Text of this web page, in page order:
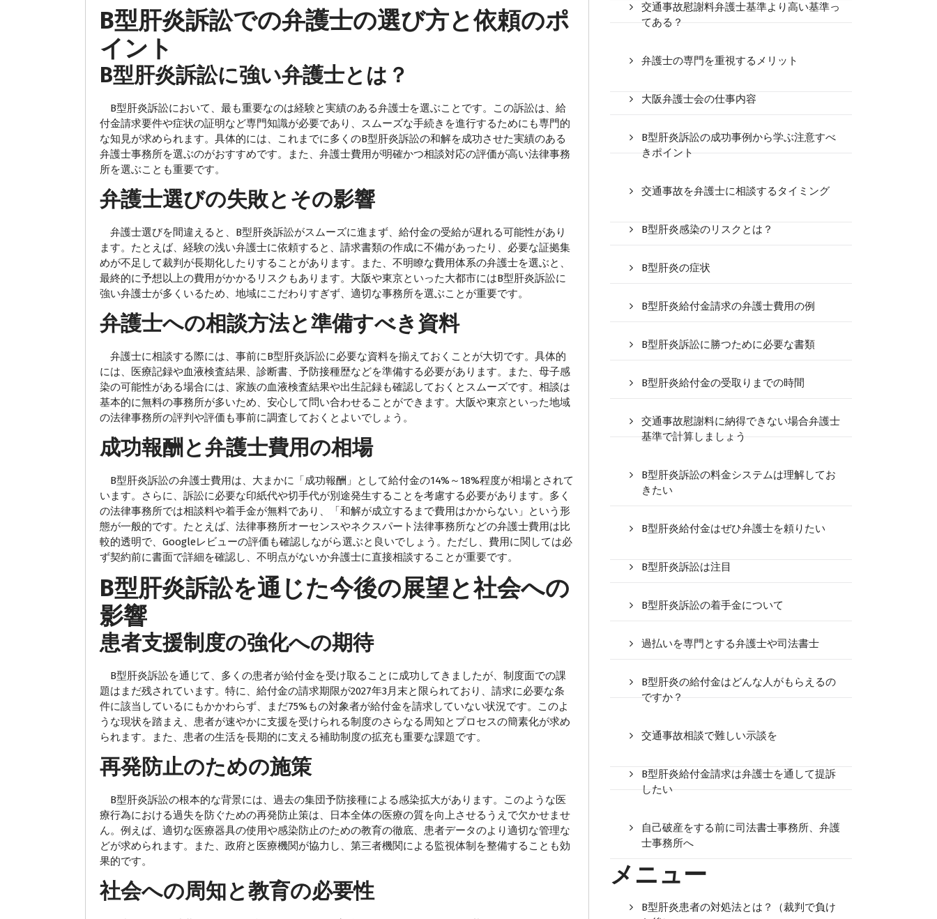
B型肝炎訴訟での弁護士の選び方と依頼のポ
イント
B型肝炎訴訟に強い弁護士とは？
B型肝炎訴訟において、最も重要なのは経験と実績のある弁護士を選ぶことです。この訴訟は、給
付金請求要件や症状の証明など専門知識が必要であり、スムーズな手続きを進行するためにも専門的
な知見が求められます。具体的には、これまでに多くのB型肝炎訴訟の和解を成功させた実績のある
弁護士事務所を選ぶのがおすすめです。また、弁護士費用が明確かつ相談対応の評価が高い法律事務
所を選ぶことも重要です。
弁護士選びの失敗とその影響
弁護士選びを間違えると、B型肝炎訴訟がスムーズに進まず、給付金の受給が遅れる可能性があり
ます。たとえば、経験の浅い弁護士に依頼すると、請求書類の作成に不備があったり、必要な証拠集
めが不足して裁判が長期化したりすることがあります。また、不明瞭な費用体系の弁護士を選ぶと、
最終的に予想以上の費用がかかるリスクもあります。大阪や東京といった大都市にはB型肝炎訴訟に
強い弁護士が多くいるため、地域にこだわりすぎず、適切な事務所を選ぶことが重要です。
弁護士への相談方法と準備すべき資料
弁護士に相談する際には、事前にB型肝炎訴訟に必要な資料を揃えておくことが大切です。具体的
には、医療記録や血液検査結果、診断書、予防接種歴などを準備する必要があります。また、母子感
染の可能性がある場合には、家族の血液検査結果や出生記録も確認しておくとスムーズです。相談は
基本的に無料の事務所が多いため、安心して問い合わせることができます。大阪や東京といった地域
の法律事務所の評判や評価も事前に調査しておくとよいでしょう。
成功報酬と弁護士費用の相場
B型肝炎訴訟の弁護士費用は、大まかに「成功報酬」として給付金の14%～18%程度が相場とされて
います。さらに、訴訟に必要な印紙代や切手代が別途発生することを考慮する必要があります。多く
の法律事務所では相談料や着手金が無料であり、「和解が成立するまで費用はかからない」という形
態が一般的です。たとえば、法律事務所オーセンスやネクスパート法律事務所などの弁護士費用は比
較的透明で、Googleレビューの評価も確認しながら選ぶと良いでしょう。ただし、費用に関しては必
ず契約前に書面で詳細を確認し、不明点がないか弁護士に直接相談することが重要です。
B型肝炎訴訟を通じた今後の展望と社会への
影響
患者支援制度の強化への期待
B型肝炎訴訟を通じて、多くの患者が給付金を受け取ることに成功してきましたが、制度面での課
題はまだ残されています。特に、給付金の請求期限が2027年3月末と限られており、請求に必要な条
件に該当しているにもかかわらず、まだ75%もの対象者が給付金を請求していない状況です。このよ
うな現状を踏まえ、患者が速やかに支援を受けられる制度のさらなる周知とプロセスの簡素化が求め
られます。また、患者の生活を長期的に支える補助制度の拡充も重要な課題です。
再発防止のための施策
B型肝炎訴訟の根本的な背景には、過去の集団予防接種による感染拡大があります。このような医
療行為における過失を防ぐための再発防止策は、日本全体の医療の質を向上させるうえで欠かせませ
ん。例えば、適切な医療器具の使用や感染防止のための教育の徹底、患者データのより適切な管理な
どが求められます。また、政府と医療機関が協力し、第三者機関による監視体制を整備することも効
果的です。
社会への周知と教育の必要性
交通事故慰謝料弁護士基準より高い基準っ
てある？
弁護士の専門を重視するメリット
大阪弁護士会の仕事内容
B型肝炎訴訟の成功事例から学ぶ注意すべ
きポイント
交通事故を弁護士に相談するタイミング
B型肝炎感染のリスクとは？
B型肝炎の症状
B型肝炎給付金請求の弁護士費用の例
B型肝炎訴訟に勝つために必要な書類
B型肝炎給付金の受取りまでの時間
交通事故慰謝料に納得できない場合弁護士
基準で計算しましょう
B型肝炎訴訟の料金システムは理解してお
きたい
B型肝炎給付金はぜひ弁護士を頼りたい
B型肝炎訴訟は注目
B型肝炎訴訟の着手金について
過払いを専門とする弁護士や司法書士
B型肝炎の給付金はどんな人がもらえるの
ですか？
交通事故相談で難しい示談を
B型肝炎給付金請求は弁護士を通して提訴
したい
自己破産をする前に司法書士事務所、弁護
士事務所へ
メニュー
B型肝炎患者の対処法とは？（裁判で負け